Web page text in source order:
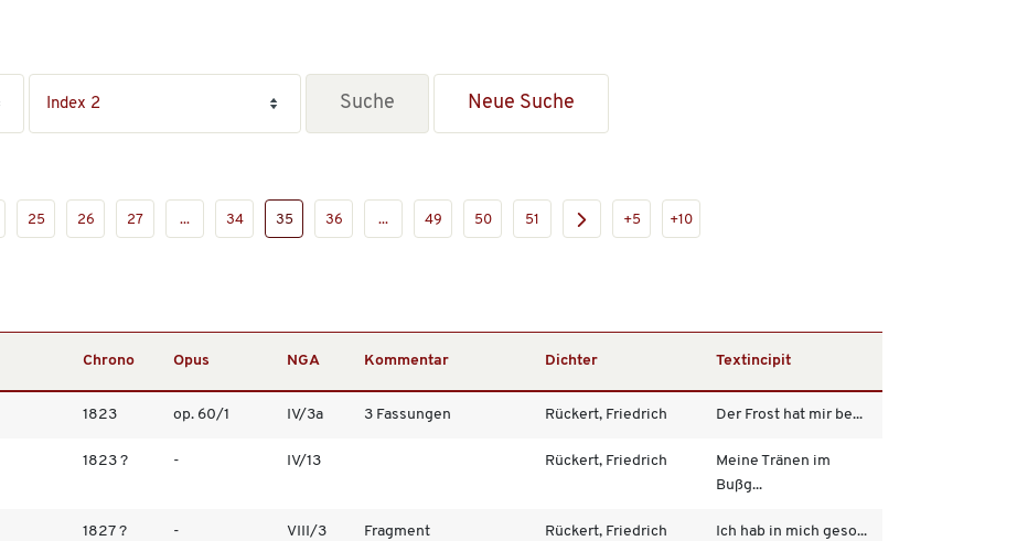
Neue Suche
25 26 27 ... 34 35 36 ... 49 50 51 +5 +10
Chrono Opus NGA Kommentar Dichter Textincipit
1823 op. 60/1 IV/3a 3 Fassungen Rückert, Friedrich Der Frost hat mir be...
1823 ? - IV/13 Rückert, Friedrich
Meine Tränen im
Bußg...
1827 ? - VIII/3 Fragment Rückert, Friedrich Ich hab in mich geso...